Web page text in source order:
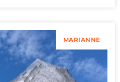
MARIANNE